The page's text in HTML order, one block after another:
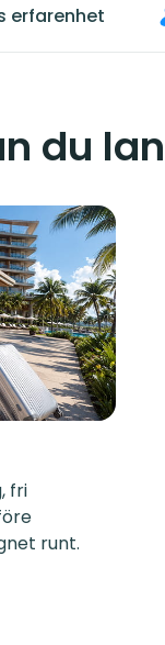
erfarenhet
du
fri
runt.